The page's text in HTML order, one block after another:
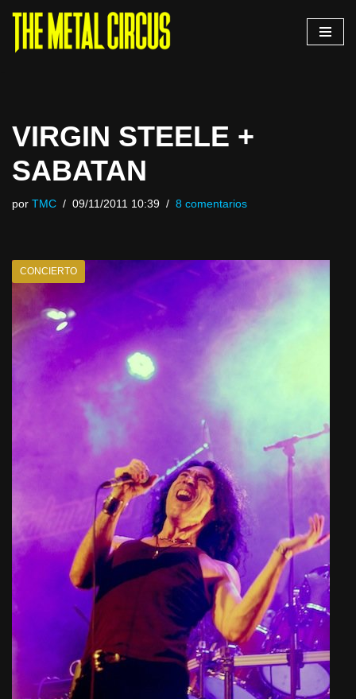
Saltar
VIRGIN STEELE +
SABATAN
por TMC 09/11/2011 10:39 8 comentarios
CONCIERTO